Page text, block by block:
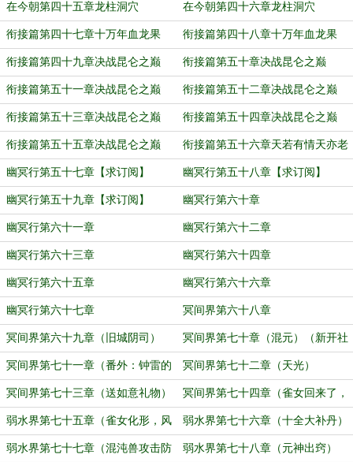
在今朝第四十五章龙柱洞穴 在今朝第四十六章龙柱洞穴
衔接篇第四十七章十万年血龙果 衔接篇第四十八章十万年血龙果
衔接篇第四十九章决战昆仑之巅 衔接篇第五十章决战昆仑之巅
衔接篇第五十一章决战昆仑之巅 衔接篇第五十二章决战昆仑之巅
衔接篇第五十三章决战昆仑之巅 衔接篇第五十四章决战昆仑之巅
【求订阅】
衔接篇第五十五章决战昆仑之巅
【求订阅】
衔接篇第五十六章天若有情天亦老
【求订阅！】
幽冥行第五十七章【求订阅】 幽冥行第五十八章【求订阅】
幽冥行第五十九章【求订阅】 幽冥行第六十章
幽冥行第六十一章 幽冥行第六十二章
幽冥行第六十三章 幽冥行第六十四章
幽冥行第六十五章 幽冥行第六十六章
幽冥行第六十七章 冥间界第六十八章
冥间界第六十九章（旧城阴司） 冥间界第七十章（混元）（新开社
交账号）
冥间界第七十一章（番外：钟雷的
回忆，冥王的一世。）
冥间界第七十二章（天光）
冥间界第七十三章（送如意礼物）
（千金散去还复来）
冥间界第七十四章（雀女回来了，
并且还想和林相干点啥）
弱水界第七十五章（雀女化形，风
雨神雀）（召唤混元，召出混沌兽）
弱水界第七十六章（十全大补丹）
（大战混沌小奶兽）
弱水界第七十七章（混沌兽攻击防 弱水界第七十八章（元神出窍）